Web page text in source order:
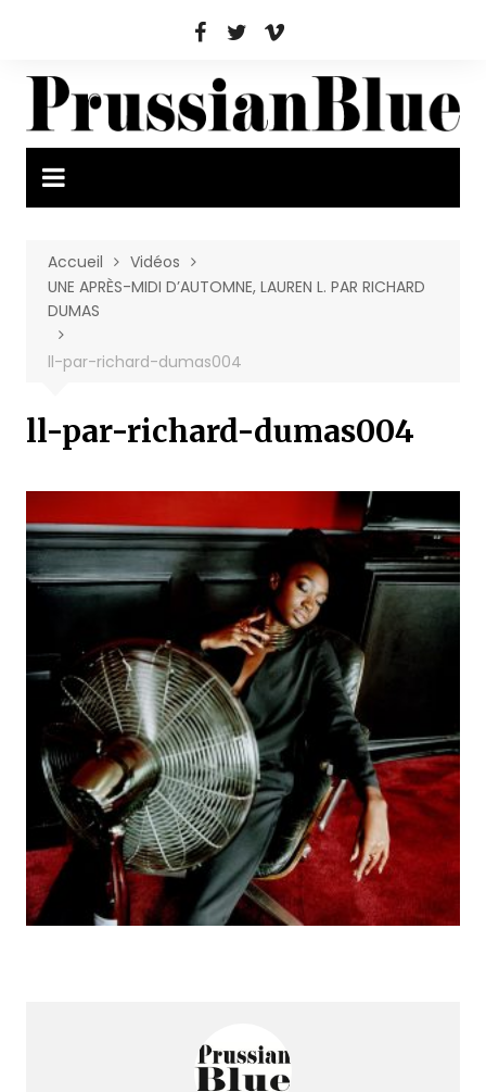
Accueil
Vidéos
UNE APRÈS-MIDI D’AUTOMNE, LAUREN L. PAR RICHARD
DUMAS
ll-par-richard-dumas004
ll-par-richard-dumas004